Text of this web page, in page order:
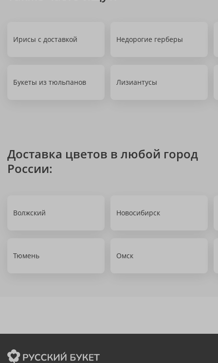
Ирисы с доставкой Недорогие герберы
Букеты из тюльпанов Лизиантусы
Доставка цветов в любой город
России:
Волжский Новосибирск
Тюмень Омск